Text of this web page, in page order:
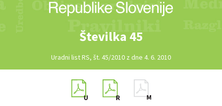
Številka 45
Uradni list RS, št. 45/2010 z dne 4. 6. 2010